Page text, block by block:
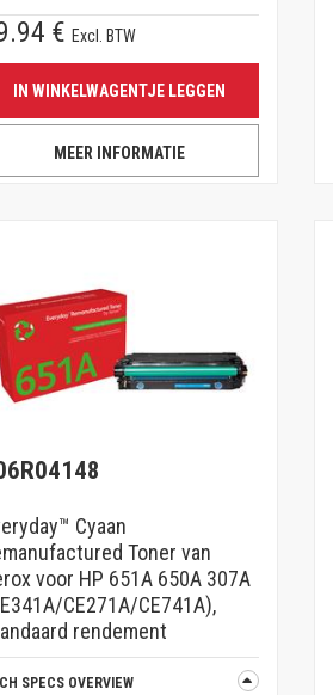
€ Excl. BTW
IN WINKELWAGENTJE LEGGEN
MEER INFORMATIE
Cyaan
Toner van
voor HP 651A 650A 307A
CE271A/CE741A),
rendement
SPECS OVERVIEW